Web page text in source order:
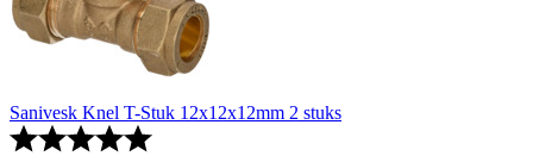
Sanivesk Knel T-Stuk 12x12x12mm 2 stuks